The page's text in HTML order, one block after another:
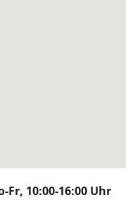
10:00-16:00 Uhr